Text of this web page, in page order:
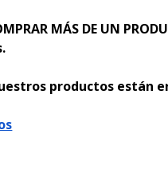
MÁS DE UN
productos están